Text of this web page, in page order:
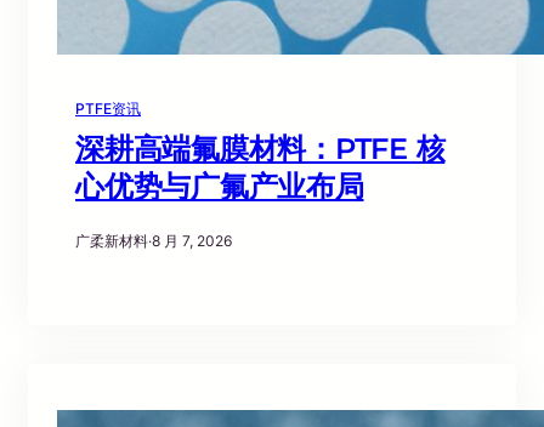
PTFE资讯
深耕高端氟膜材料：PTFE 核
心优势与广氟产业布局
广柔新材料·8 月 7, 2026